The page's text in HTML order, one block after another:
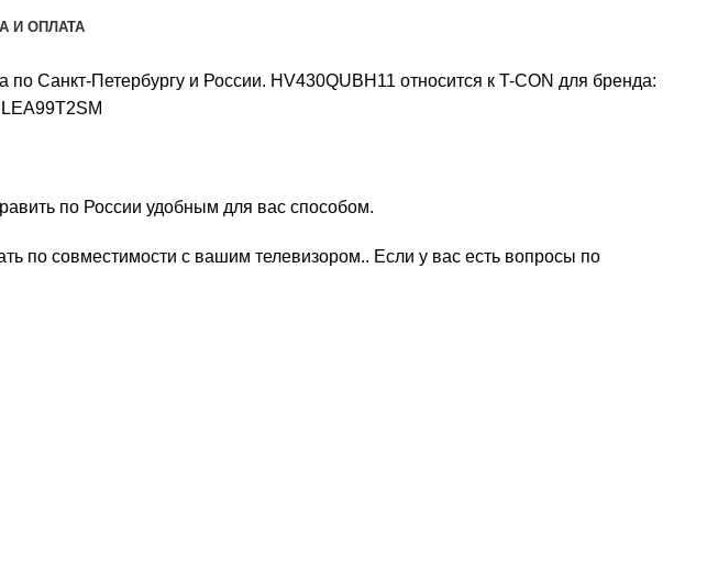
И ОПЛАТА
Санкт-Петербургу и России. HV430QUBH11 относится к T-CON для бренда:
по России удобным для вас способом.
по совместимости с вашим телевизором.. Если у вас есть вопросы по